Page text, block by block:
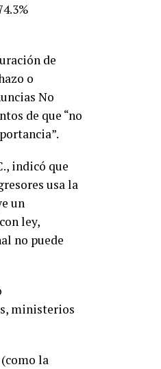
de
o
No
de que “no
indicó que
usa la
un
ley,
no puede
ministerios
la